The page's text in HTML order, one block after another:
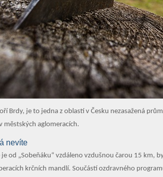
Brdy, je to jedna z oblastí v Česku nezasažená
městských aglomeracích.
nevíte
od „Sobeňáku“ vzdáleno vzdušnou čarou 15 km,
krčních mandlí. Součástí ozdravného